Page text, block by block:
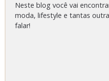
Neste blog você vai
moda, lifestyle e tantas
falar!